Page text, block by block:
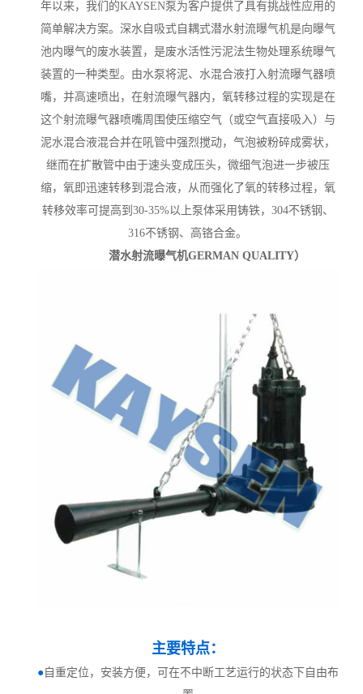
年以来，我们的KAYSEN泵为客户提供了具有挑战性应用的
简单解决方案。 深水自吸式自耦式潜水射流曝气机是向曝气
池内曝气的废水装置，是废水活性污泥法生物处理系统曝气
装置的一种类型。由水泵将泥、水混合液打入射流曝气器喷
嘴，并高速喷出，在射流曝气器内，氧转移过程的实现是在
这个射流曝气器喷嘴周围使压缩空气（或空气直接吸入）与
泥水混合液混合并在吼管中强烈搅动，气泡被粉碎成雾状，
继而在扩散管中由于速头变成压头，微细气泡进一步被压
缩，氧即迅速转移到混合液，从而强化了氧的转移过程，氧
转移效率可提高到30-35%以上泵体采用铸铁，304不锈钢、
316不锈钢、高铬合金。
潜水射流曝气机GERMAN QUALITY）
主要特点：
●自重定位，安装方便，可在不中断工艺运行的状态下自由布